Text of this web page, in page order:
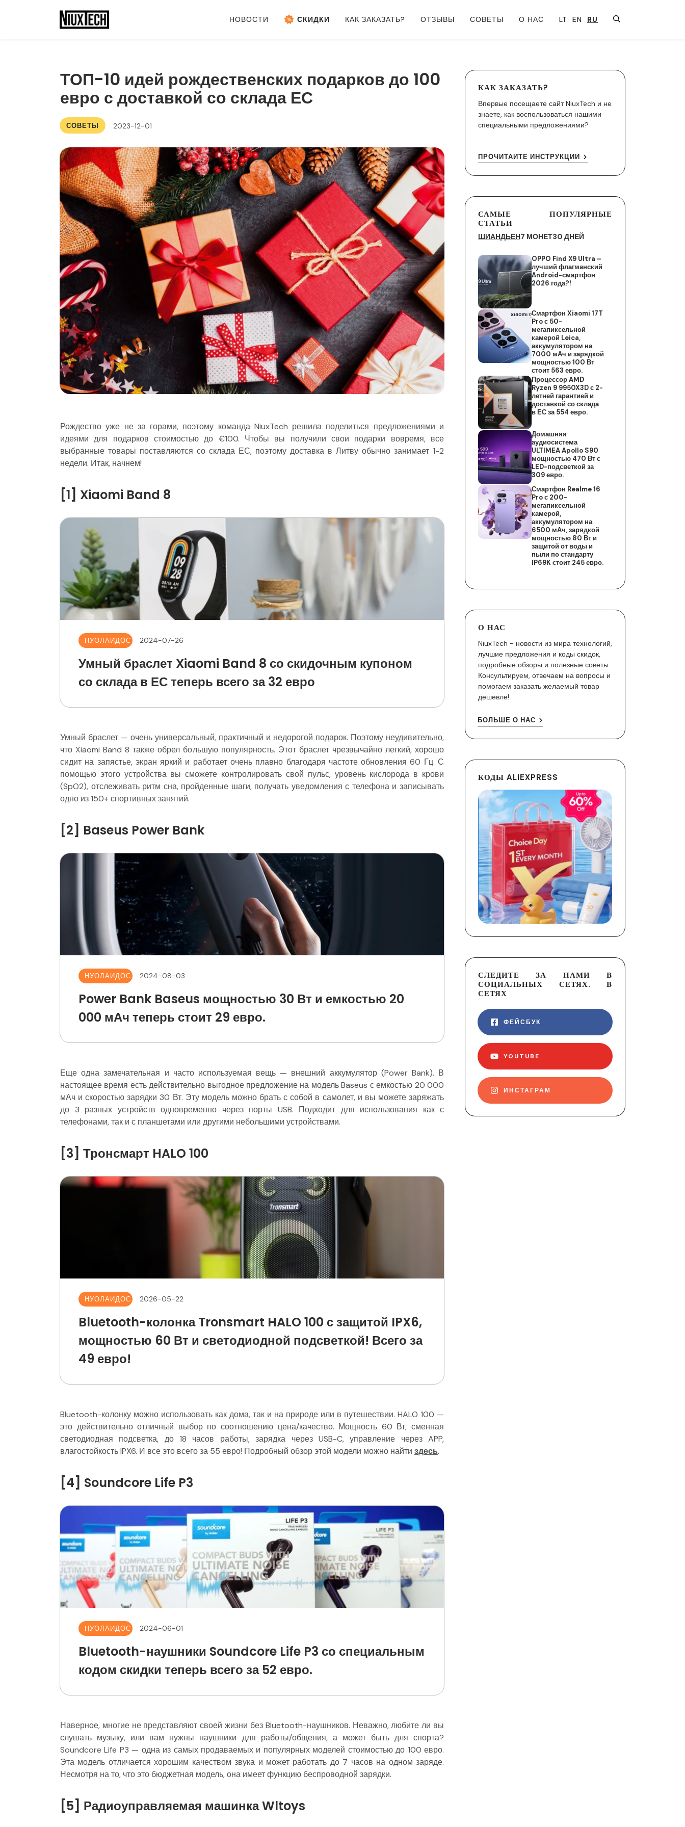
НОВОСТИ СКИДКИ КАК ЗАКАЗАТЬ? ОТЗЫВЫ СОВЕТЫ О НАС LT EN RU
ТОП-10 идей рождественских подарков до 100
евро с доставкой со склада ЕС
СОВЕТЫ 2023-12-01
Рождество уже не за горами, поэтому команда NiuxTech решила поделиться предложениями и
идеями для подарков стоимостью до €100. Чтобы вы получили свои подарки вовремя, все
выбранные товары поставляются со склада ЕС, поэтому доставка в Литву обычно занимает 1-2
недели. Итак, начнем!
[1] Xiaomi Band 8
НУОЛАИДОС 2024-07-26
Умный браслет Xiaomi Band 8 со скидочным купоном
со склада в ЕС теперь всего за 32 евро
Умный браслет — очень универсальный, практичный и недорогой подарок. Поэтому неудивительно,
что Xiaomi Band 8 также обрел большую популярность. Этот браслет чрезвычайно легкий, хорошо
сидит на запястье, экран яркий и работает очень плавно благодаря частоте обновления 60 Гц. С
помощью этого устройства вы сможете контролировать свой пульс, уровень кислорода в крови
(SpO2), отслеживать ритм сна, пройденные шаги, получать уведомления с телефона и записывать
одно из 150+ спортивных занятий.
[2] Baseus Power Bank
НУОЛАИДОС 2024-08-03
Power Bank Baseus мощностью 30 Вт и емкостью 20
000 мАч теперь стоит 29 евро.
Еще одна замечательная и часто используемая вещь — внешний аккумулятор (Power Bank). В
настоящее время есть действительно выгодное предложение на модель Baseus с емкостью 20 000
мАч и скоростью зарядки 30 Вт. Эту модель можно брать с собой в самолет, и вы можете заряжать
до 3 разных устройств одновременно через порты USB. Подходит для использования как с
телефонами, так и с планшетами или другими небольшими устройствами.
[3] Тронсмарт HALO 100
НУОЛАИДОС 2026-05-22
Bluetooth-колонка Tronsmart HALO 100 с защитой IPX6,
мощностью 60 Вт и светодиодной подсветкой! Всего за
49 евро!
Bluetooth-колонку можно использовать как дома, так и на природе или в путешествии. HALO 100 —
это действительно отличный выбор по соотношению цена/качество. Мощность 60 Вт, сменная
светодиодная подсветка, до 18 часов работы, зарядка через USB-C, управление через APP,
влагостойкость IPX6. И все это всего за 55 евро! Подробный обзор этой модели можно найти здесь.
[4] Soundcore Life P3
НУОЛАИДОС 2024-06-01
Bluetooth-наушники Soundcore Life P3 со специальным
кодом скидки теперь всего за 52 евро.
Наверное, многие не представляют своей жизни без Bluetooth-наушников. Неважно, любите ли вы
слушать музыку, или вам нужны наушники для работы/общения, а может быть для спорта?
Soundcore Life P3 — одна из самых продаваемых и популярных моделей стоимостью до 100 евро.
Эта модель отличается хорошим качеством звука и может работать до 7 часов на одном заряде.
Несмотря на то, что это бюджетная модель, она имеет функцию беспроводной зарядки.
[5] Радиоуправляемая машинка Wltoys
КАК ЗАКАЗАТЬ?
Впервые посещаете сайт NiuxTech и не
знаете, как воспользоваться нашими
специальными предложениями?
ПРОЧИТАЙТЕ ИНСТРУКЦИИ
САМЫЕ ПОПУЛЯРНЫЕ
СТАТЬИ
ШИАНДЬЕН7 МОНЕТ30 ДНЕЙ
OPPO Find X9 Ultra –
лучший флагманский
Android-смартфон
2026 года?!
Смартфон Xiaomi 17T
Pro с 50-
мегапиксельной
камерой Leica,
аккумулятором на
7000 мАч и зарядкой
мощностью 100 Вт
стоит 563 евро.
Процессор AMD
Ryzen 9 9950X3D с 2-
летней гарантией и
доставкой со склада
в ЕС за 554 евро.
Домашняя
аудиосистема
ULTIMEA Apollo S90
мощностью 470 Вт с
LED-подсветкой за
309 евро.
Смартфон Realme 16
Pro с 200-
мегапиксельной
камерой,
аккумулятором на
6500 мАч, зарядкой
мощностью 80 Вт и
защитой от воды и
пыли по стандарту
IP69K стоит 245 евро.
О НАС
NiuxTech - новости из мира технологий,
лучшие предложения и коды скидок,
подробные обзоры и полезные советы.
Консультируем, отвечаем на вопросы и
помогаем заказать желаемый товар
дешевле!
БОЛЬШЕ О НАС
КОДЫ ALIEXPRESS
СЛЕДИТЕ ЗА НАМИ В
СОЦИАЛЬНЫХ СЕТЯХ. В
СЕТЯХ
ФЕЙСБУК
YOUTUBE
ИНСТАГРАМ